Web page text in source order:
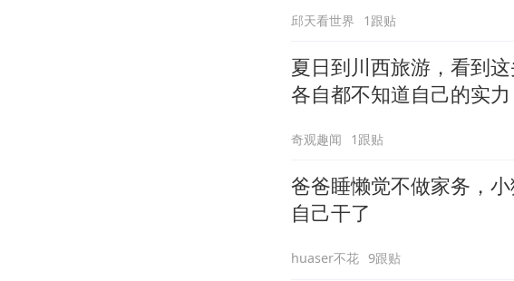
邱天看世界 1跟贴
夏日到川西旅游，看到
各自都不知道自己的实力
奇观趣闻 1跟贴
爸爸睡懒觉不做家务，
自己干了
huaser不花 9跟贴